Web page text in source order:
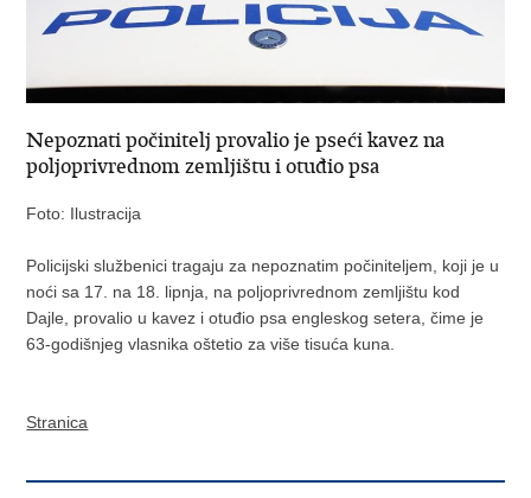
Nepoznati počinitelj provalio je pseći kavez na
poljoprivrednom zemljištu i otuđio psa
Foto: Ilustracija
Policijski službenici tragaju za nepoznatim počiniteljem, koji je u
noći sa 17. na 18. lipnja, na poljoprivrednom zemljištu kod
Dajle, provalio u kavez i otuđio psa engleskog setera, čime je
63-godišnjeg vlasnika oštetio za više tisuća kuna.
Stranica